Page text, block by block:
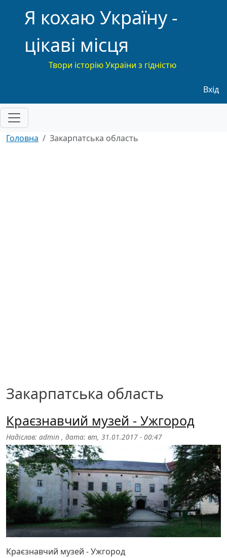
Я кохаю Україну -
цікаві місця
Твори історію України з гідністю
Вхід
Головна Закарпатська область
Закарпатська область
Краєзнавчий музей - Ужгород
Надіслав: admin , дата: вт, 31.01.2017 - 00:47
Краєзнавчий музей - Ужгород